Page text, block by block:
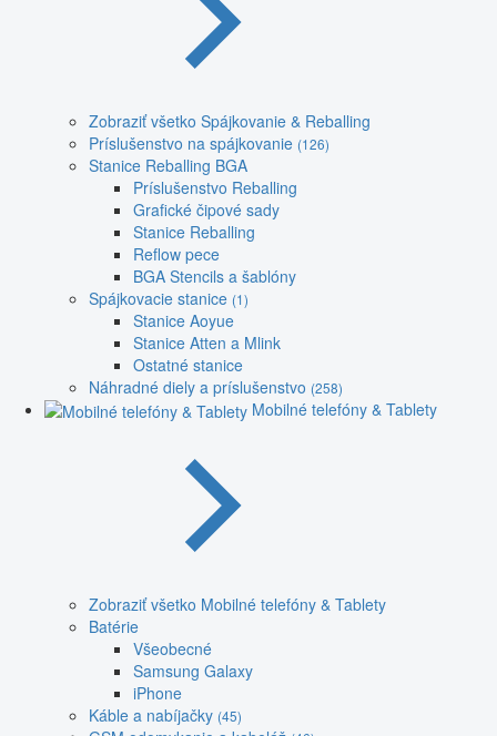
Zobraziť všetko Spájkovanie & Reballing
Príslušenstvo na spájkovanie (126)
Stanice Reballing BGA
Príslušenstvo Reballing
Grafické čipové sady
Stanice Reballing
Reflow pece
BGA Stencils a šablóny
Spájkovacie stanice (1)
Stanice Aoyue
Stanice Atten a Mlink
Ostatné stanice
Náhradné diely a príslušenstvo (258)
Mobilné telefóny & Tablety
Zobraziť všetko Mobilné telefóny & Tablety
Batérie
Všeobecné
Samsung Galaxy
iPhone
Káble a nabíjačky (45)